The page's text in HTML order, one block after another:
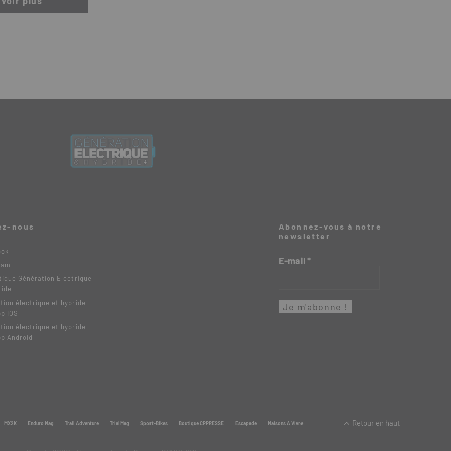
nous
Génération Électrique
électrique et hybride
IOS
électrique et hybride
Android
Abonnez-vous à notre
newsletter
E-mail *
MX2K Enduro Mag Trail Adventure Trial Mag Sport-Bikes Boutique CPPRESSE Escapade Maisons A Vivre Retour en haut